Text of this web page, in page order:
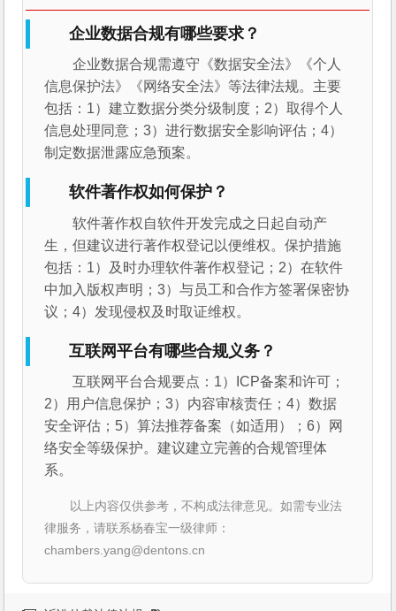
企业数据合规有哪些要求？
企业数据合规需遵守《数据安全法》《个人
信息保护法》《网络安全法》等法律法规。主要
包括：1）建立数据分类分级制度；2）取得个人
信息处理同意；3）进行数据安全影响评估；4）
制定数据泄露应急预案。
软件著作权如何保护？
软件著作权自软件开发完成之日起自动产
生，但建议进行著作权登记以便维权。保护措施
包括：1）及时办理软件著作权登记；2）在软件
中加入版权声明；3）与员工和合作方签署保密协
议；4）发现侵权及时取证维权。
互联网平台有哪些合规义务？
互联网平台合规要点：1）ICP备案和许可；
2）用户信息保护；3）内容审核责任；4）数据
安全评估；5）算法推荐备案（如适用）；6）网
络安全等级保护。建议建立完善的合规管理体
系。
以上内容仅供参考，不构成法律意见。如需专业法
律服务，请联系杨春宝一级律师：
chambers.yang@dentons.cn